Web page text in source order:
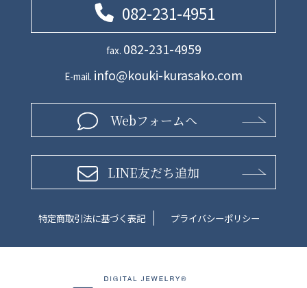
082-231-4951
fax. 082-231-4959
E-mail. info@kouki-kurasako.com
Webフォームへ
LINE友だち追加
特定商取引法に基づく表記 プライバシーポリシー